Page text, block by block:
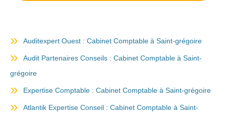
Auditexpert Ouest : Cabinet Comptable à Saint-grégoire
Audit Partenaires Conseils : Cabinet Comptable à Saint-
grégoire
Expertise Comptable : Cabinet Comptable à Saint-grégoire
Atlantik Expertise Conseil : Cabinet Comptable à Saint-